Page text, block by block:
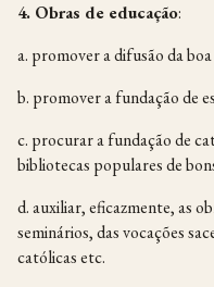
4. Obras de educação:
a. promover a difusão da
b. promover a fundação de
c. procurar a fundação de
bibliotecas populares de
d. auxiliar, eficazmente, as
seminários, das vocações
católicas etc.